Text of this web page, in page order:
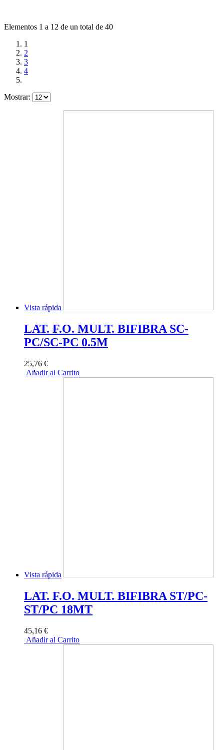
Elementos 1 a 12 de un total de 40
1
2
3
4
Mostrar:
Vista rápida
LAT. F.O. MULT. BIFIBRA SC-
PC/SC-PC 0.5M
25,76 €
Añadir al Carrito
Vista rápida
LAT. F.O. MULT. BIFIBRA ST/PC-
ST/PC 18MT
45,16 €
Añadir al Carrito